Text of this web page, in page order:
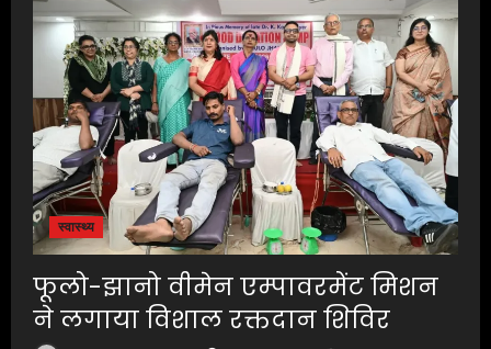
स्वास्थ्य
फूलो-झानो वीमेन एम्पावरमेंट मिशन
ने लगाया विशाल रक्तदान शिविर